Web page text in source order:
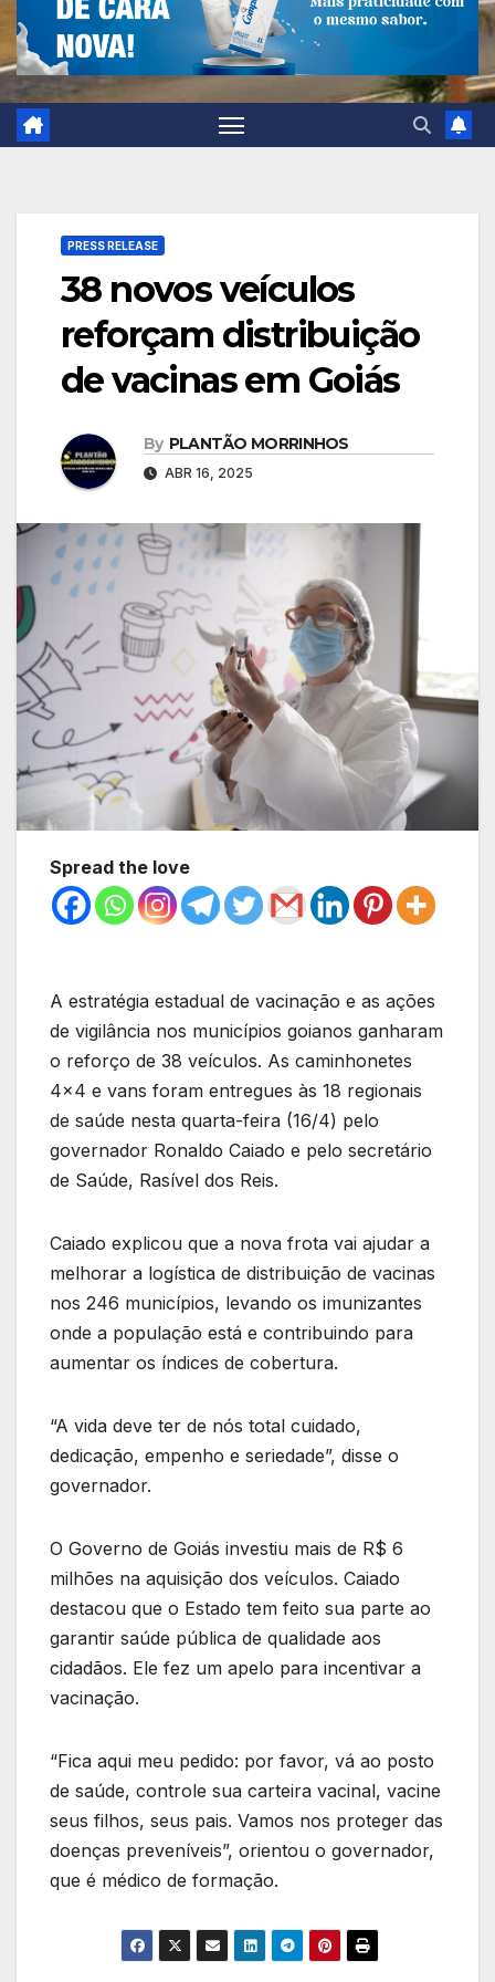
PRESS RELEASE
38 novos veículos
reforçam distribuição
de vacinas em Goiás
By PLANTÃO MORRINHOS
ABR 16, 2025
Spread the love
A estratégia estadual de vacinação e as ações
de vigilância nos municípios goianos ganharam
o reforço de 38 veículos. As caminhonetes
4×4 e vans foram entregues às 18 regionais
de saúde nesta quarta-feira (16/4) pelo
governador Ronaldo Caiado e pelo secretário
de Saúde, Rasível dos Reis.
Caiado explicou que a nova frota vai ajudar a
melhorar a logística de distribuição de vacinas
nos 246 municípios, levando os imunizantes
onde a população está e contribuindo para
aumentar os índices de cobertura.
“A vida deve ter de nós total cuidado,
dedicação, empenho e seriedade”, disse o
governador.
O Governo de Goiás investiu mais de R$ 6
milhões na aquisição dos veículos. Caiado
destacou que o Estado tem feito sua parte ao
garantir saúde pública de qualidade aos
cidadãos. Ele fez um apelo para incentivar a
vacinação.
“Fica aqui meu pedido: por favor, vá ao posto
de saúde, controle sua carteira vacinal, vacine
seus filhos, seus pais. Vamos nos proteger das
doenças preveníveis”, orientou o governador,
que é médico de formação.